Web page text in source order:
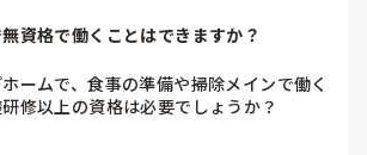
資格で働くことはできますか？
ームで、食事の準備や掃除メインで働く
修以上の資格は必要でしょうか？
しょうか？